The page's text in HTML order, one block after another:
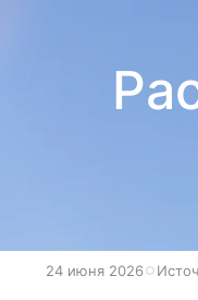
24 июня 2026